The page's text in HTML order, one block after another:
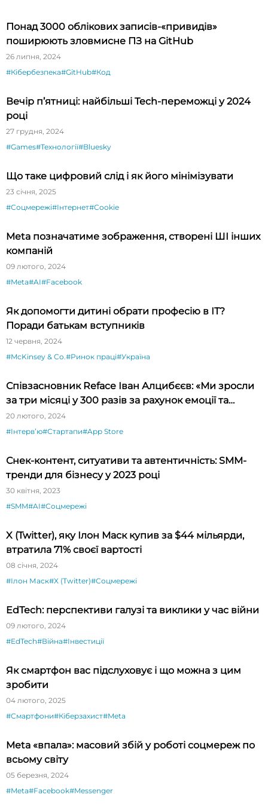
Понад 3000 облікових записів-«привидів»
поширюють зловмисне ПЗ на GitHub
26 липня, 2024
#Кібербезпека#GitHub#Код
Вечір п’ятниці: найбільші Tech-переможці у 2024
році
27 грудня, 2024
#Games#Технології#Bluesky
Що таке цифровий слід і як його мінімізувати
23 січня, 2025
#Соцмережі#Інтернет#Cookie
Meta позначатиме зображення, створені ШІ інших
компаній
09 лютого, 2024
#Meta#AI#Facebook
Як допомогти дитині обрати професію в ІТ?
Поради батькам вступників
12 червня, 2024
#McKinsey & Co.#Ринок праці#Україна
Співзасновник Reface Іван Алцибєєв: «Ми зросли
за три місяці у 300 разів за рахунок емоції та
новизни»
20 лютого, 2024
#Інтервʼю#Стартапи#App Store
Снек-контент, ситуативи та автентичність: SMM-
тренди для бізнесу у 2023 році
30 квітня, 2023
#SMM#AI#Соцмережі
X (Twitter), яку Ілон Маск купив за $44 мільярди,
втратила 71% своєї вартості
08 січня, 2024
#Ілон Маск#X (Twitter)#Соцмережі
EdTech: перспективи галузі та виклики у час війни
09 лютого, 2024
#EdTech#Війна#Інвестиції
Як смартфон вас підслуховує і що можна з цим
зробити
04 лютого, 2025
#Смартфони#Кіберзахист#Meta
Meta «впала»: масовий збій у роботі соцмереж по
всьому світу
05 березня, 2024
#Meta#Facebook#Messenger